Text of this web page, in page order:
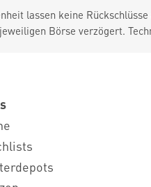
lassen keine
Börse verzögert.